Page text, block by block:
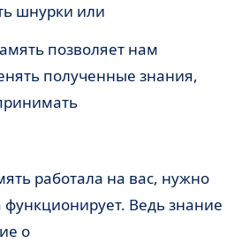
шнурки или
позволяет нам
полученные знания,
работала на вас, нужно
Ведь знание
о